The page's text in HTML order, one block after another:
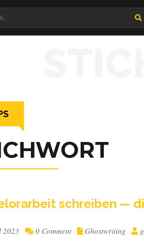
schrei­ben —
0 Comment Ghostwriting